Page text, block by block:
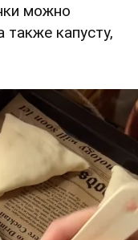
можно
капусту,